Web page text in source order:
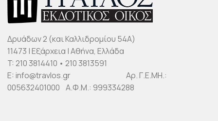
Δρυάδων 2 (και Καλλιδρομίου 54Α)
11473 | Εξάρχεια | Αθήνα, Ελλάδα
T: 210 3814410 • 210 3813591
E: info@travlos.gr Αρ. Γ.Ε.ΜΗ.:
005632401000 Α.Φ.Μ.: 999334288